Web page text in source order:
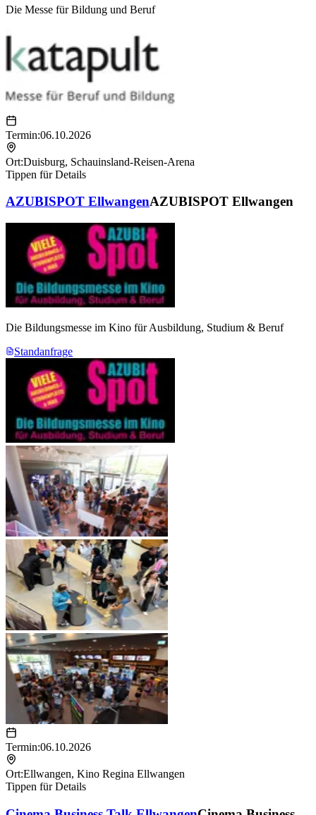
Die Messe für Bildung und Beruf
Termin:06.10.2026
Ort:Duisburg, Schauinsland-Reisen-Arena
Tippen für Details
AZUBISPOT EllwangenAZUBISPOT Ellwangen
Die Bildungsmesse im Kino für Ausbildung, Studium & Beruf
Standanfrage
Termin:06.10.2026
Ort:Ellwangen, Kino Regina Ellwangen
Tippen für Details